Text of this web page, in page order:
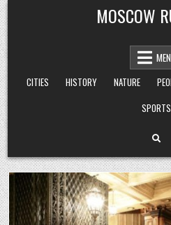
Skip
to
content
MOSCOW
CITIES
HISTORY NATURE
SPORTS